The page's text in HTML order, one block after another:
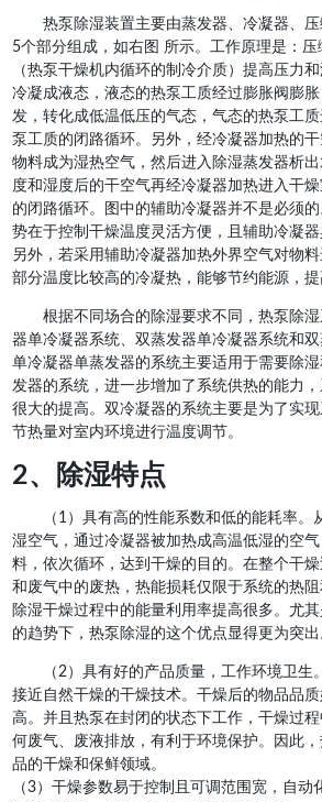
热泵除湿装置主要由蒸发器、冷凝器、
5个部分组成，如右图 所示。工作原理是：
（热泵干燥机内循环的制冷介质）提高压力
冷凝成液态，液态的热泵工质经过膨胀阀膨
发，转化成低温低压的气态，气态的热泵工
泵工质的闭路循环。另外，经冷凝器加热的
物料成为湿热空气，然后进入除湿蒸发器析
度和湿度后的干空气再经冷凝器加热进入干
的闭路循环。图中的辅助冷凝器并不是必须
势在于控制干燥温度灵活方便，且辅助冷凝器
另外，若采用辅助冷凝器加热外界空气对物
部分温度比较高的冷凝热，能够节约能源，提
根据不同场合的除湿要求不同，热泵除
器单冷凝器系统、双蒸发器单冷凝器系统和双
单冷凝器单蒸发器的系统主要适用于需要除
发器的系统，进一步增加了系统供热的能力
很大的提高。双冷凝器的系统主要是为了实
节热量对室内环境进行温度调节。
2、除湿特点
（1）具有高的性能系数和低的能耗率。
湿空气，通过冷凝器被加热成高温低湿的空
料，依次循环，达到干燥的目的。在整个干
和废气中的废热，热能损耗仅限于系统的热
除湿干燥过程中的能量利用率提高很多。尤
的趋势下，热泵除湿的这个优点显得更为突出
（2）具有好的产品质量，工作环境卫生
接近自然干燥的干燥技术。干燥后的物品品
高。并且热泵在封闭的状态下工作，干燥过
何废气、废液排放，有利于环境保护。因此
品的干燥和保鲜领域。
（3）干燥参数易于控制且可调范围宽，自动